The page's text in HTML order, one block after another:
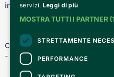
info@chiediscena.torino.it
Copyright © 2026 - All rights
- Made in Turin with
servizi. Leggi di più
MOSTRA TUTTI I PARTNER
STRETTAMENTE
PERFORMANCE